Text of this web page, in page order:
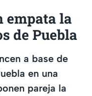
empata la
de Puebla
a base de
en una
pareja la